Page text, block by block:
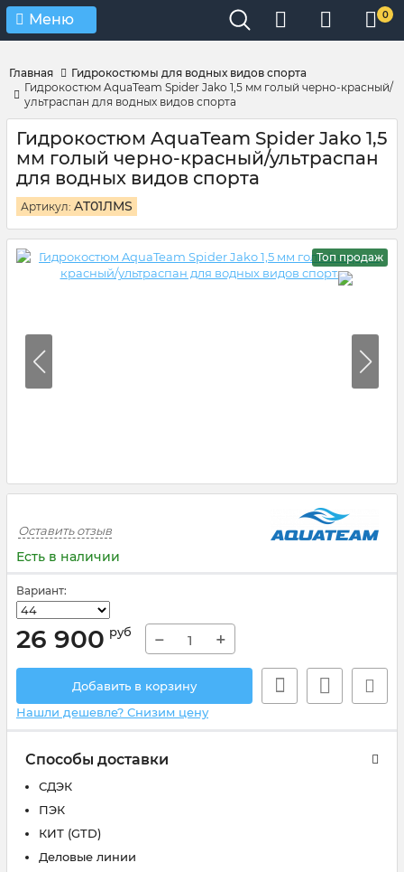
Verification: 4d3cd267c9851eb4
Меню 0
Главная
Гидрокостюмы для водных видов спорта
Гидрокостюм AquaTeam Spider Jako 1,5 мм голый черно-красный/
ультраспан для водных видов спорта
Гидрокостюм AquaTeam Spider Jako 1,5
мм голый черно-красный/ультраспан
для водных видов спорта
Артикул: AT01ЛМS
Топ продаж
Оставить отзыв
Есть в наличии
Вариант:
26 900 руб − +
Добавить в корзину
Нашли дешевле? Снизим цену
Способы доставки
СДЭК
ПЭК
КИТ (GTD)
Деловые линии